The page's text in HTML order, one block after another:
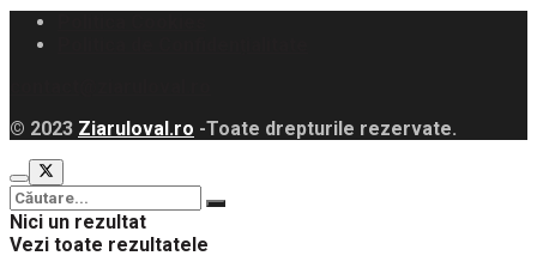
© 2023 Ziaruloval.ro -Toate drepturile rezervate.
Nici un rezultat
Vezi toate rezultatele